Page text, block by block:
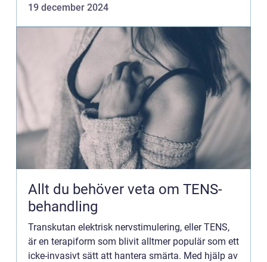
19 december 2024
Allt du behöver veta om TENS-
behandling
Transkutan elektrisk nervstimulering, eller TENS,
är en terapiform som blivit alltmer populär som ett
icke-invasivt sätt att hantera smärta. Med hjälp av